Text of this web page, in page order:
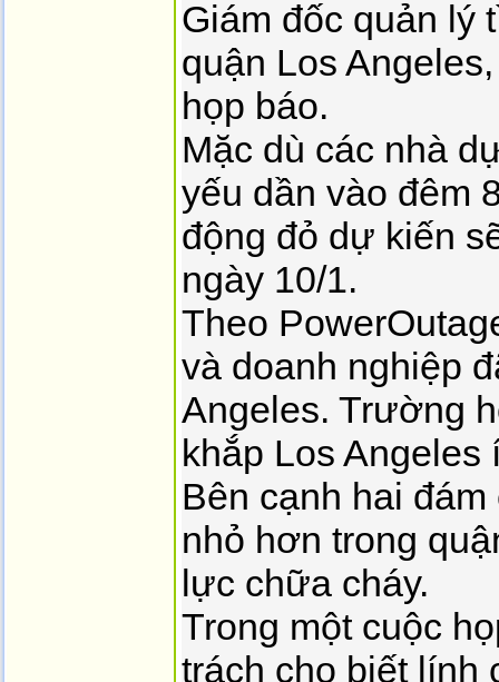
Giám đốc quản lý
quận Los
họp báo.
Mặc dù các nhà
yếu dần vào đêm
động đỏ dự kiến
ngày 10/1.
Theo
và doanh nghiệp
Angeles. Trường
khắp Los Angeles
Bên cạnh hai
nhỏ hơn trong
lực chữa cháy.
Trong một cuộc
trách cho biết lính